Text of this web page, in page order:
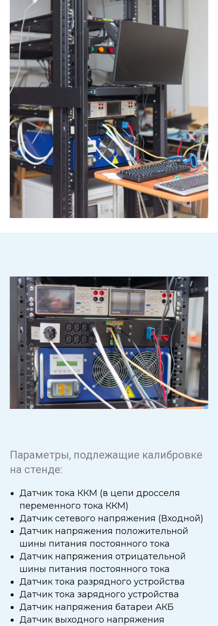
Параметры, подлежащие калибровке
на стенде:
Датчик тока ККМ (в цепи дросселя
переменного тока ККМ)
Датчик сетевого напряжения (Входной)
Датчик напряжения положительной
шины питания постоянного тока
Датчик напряжения отрицательной
шины питания постоянного тока
Датчик тока разрядного устройства
Датчик тока зарядного устройства
Датчик напряжения батареи АКБ
Датчик выходного напряжения